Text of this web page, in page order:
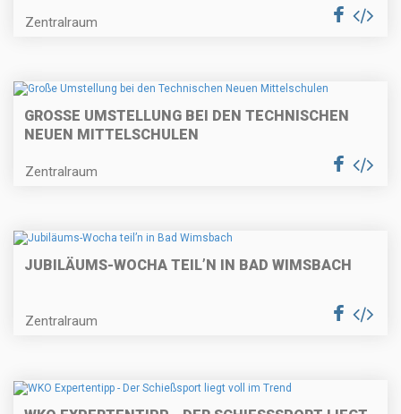
Zentralraum
GROSSE UMSTELLUNG BEI DEN TECHNISCHEN N
EUEN MITTELSCHULEN
Zentralraum
JUBILÄUMS-WOCHA TEIL’N IN BAD WIMSBACH
Zentralraum